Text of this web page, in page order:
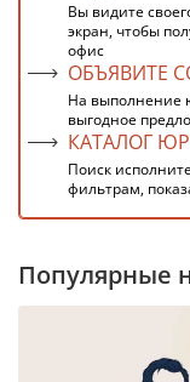
Вы видите
экран, чтобы
офис
ОБЪЯВИТЕ
На выполнение
выгодное
КАТАЛОГ
Поиск
фильтрам,
Популярные